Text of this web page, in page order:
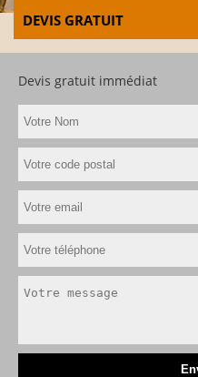
DEVIS GRATUIT
Devis gratuit immédiat